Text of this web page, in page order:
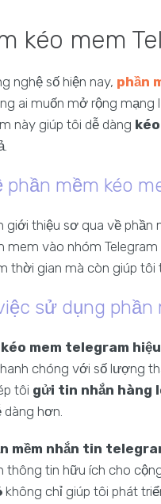
kéo mem
nghệ số hiện nay, phần
ai muốn mở rộng mạng
này giúp tôi dễ dàng
phần mềm kéo
giới thiệu sơ qua về phần
mem vào nhóm
thời gian mà còn giúp
sử dụng phần
mem telegram
chóng với số lượng
tôi gửi tin nhắn hàng
dàng hơn.
mềm nhắn tin
thông tin hữu ích cho
không chỉ giúp tôi phát